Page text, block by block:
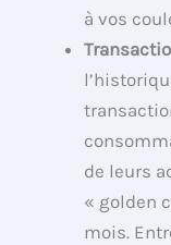
à vos
de leurs
« golden
mois.